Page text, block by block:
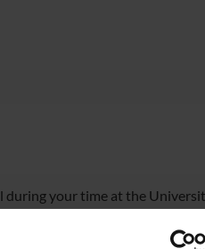
your time at the
email account, office forms,
way will you be able to